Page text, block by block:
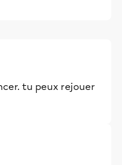
tu peux rejouer